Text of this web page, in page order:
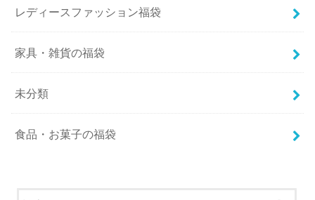
レディースファッション福袋
家具・雑貨の福袋
未分類
食品・お菓子の福袋